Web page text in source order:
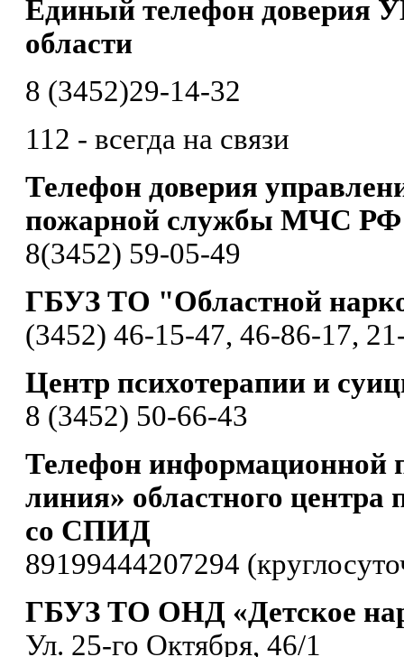
Единый телефон доверия
области
8 (3452)29-14-32
112 - всегда на связи
Телефон доверия
пожарной службы МЧС РФ
8(3452) 59-05-49
ГБУЗ ТО "Областной
(3452) 46-15-47, 46-86-17,
Центр психотерапии и
8 (3452) 50-66-43
Телефон информационной
линия» областного центра
со СПИД
89199444207294
ГБУЗ ТО ОНД «Детское
Ул. 25-го Октября, 46/1